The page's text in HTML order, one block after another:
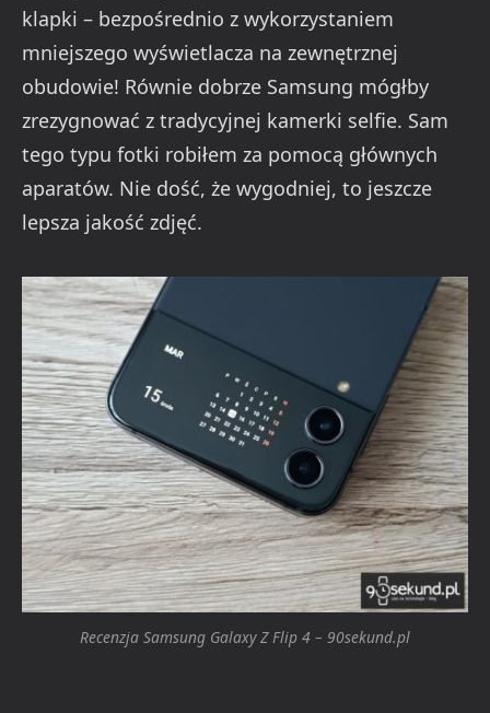
klapki – bezpośrednio z wykorzystaniem
mniejszego wyświetlacza na zewnętrznej
obudowie! Równie dobrze Samsung mógłby
zrezygnować z tradycyjnej kamerki selfie. Sam
tego typu fotki robiłem za pomocą głównych
aparatów. Nie dość, że wygodniej, to jeszcze
lepsza jakość zdjęć.
Recenzja Samsung Galaxy Z Flip 4 – 90sekund.pl